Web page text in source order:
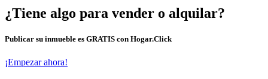
¿Tiene algo para vender o alquilar?
Publicar su inmueble es GRATIS con Hogar.Click
¡Empezar ahora!